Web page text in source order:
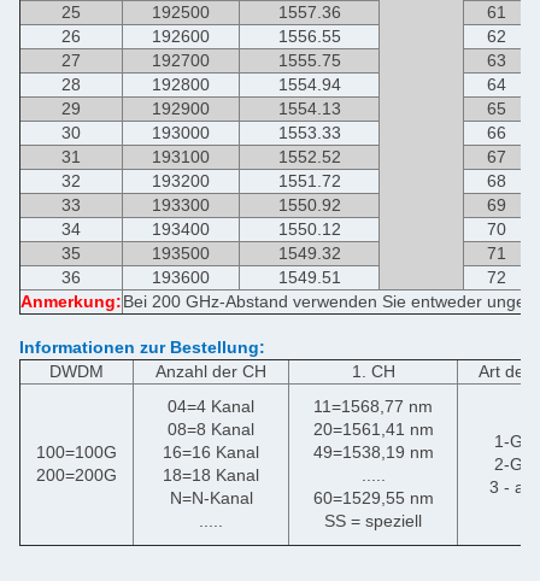
25
192500 1557.36
61
26
192600 1556.55
62
27
192700 1555.75
63
28
192800 1554.94
64
29
192900 1554.13
65
30
193000 1553.33
66
31
193100 1552.52
67
32
193200 1551.72
68
33
193300 1550.92
69
34
193400 1550.12
70
35
193500 1549.32
71
36
193600 1549.51
72
Anmerkung:Bei 200 GHz-Abstand verwenden Sie entweder
Informationen zur Bestellung:
DWDM
Anzahl der CH 1. CH Art der
100=100G
200=200G
04=4 Kanal
08=8 Kanal
16=16 Kanal
18=18 Kanal
N=N-Kanal
11=1568,77 nm
20=1561,41 nm
49=1538,19 nm
60=1529,55 nm
SS = speziell
1-
2-
3 -